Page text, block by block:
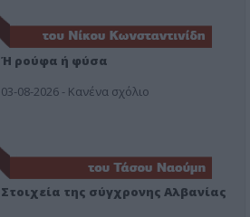
Ή ρούφα ή φύσα
03-08-2026 - Κανένα σχόλιο
Στοιχεία της σύγχρονης Αλβανίας